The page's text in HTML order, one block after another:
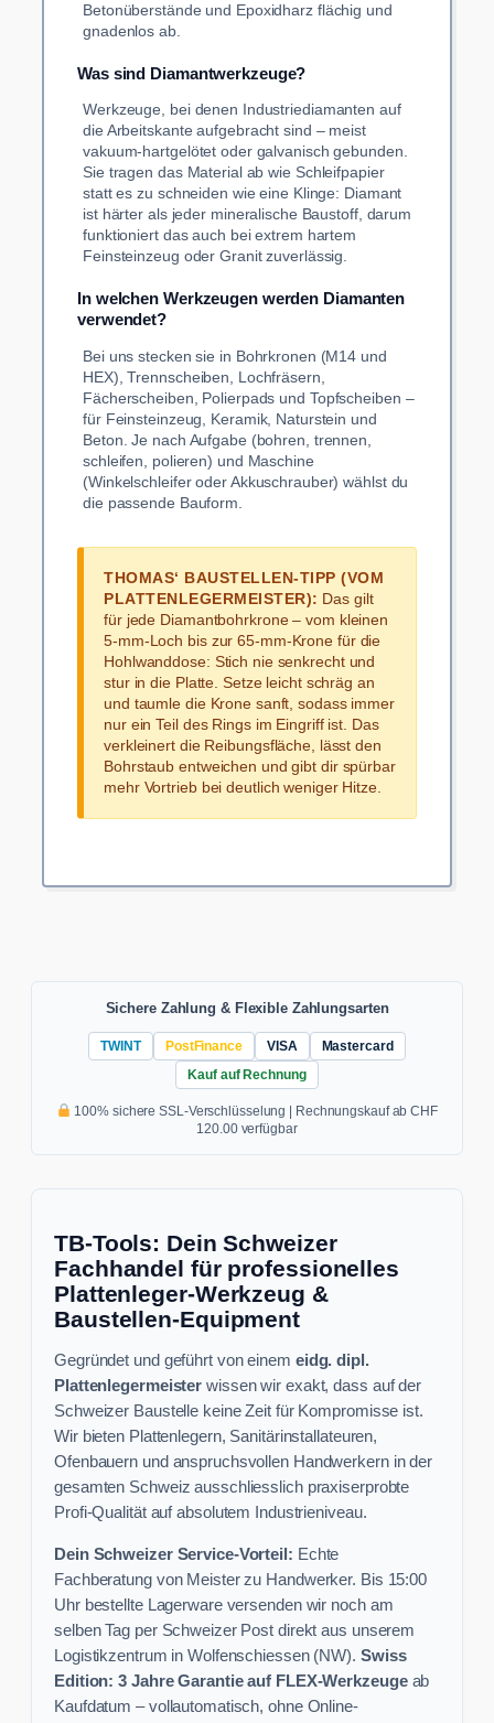
Betonüberstände und Epoxidharz flächig und
gnadenlos ab.
Was sind Diamantwerkzeuge?
Werkzeuge, bei denen Industriediamanten auf
die Arbeitskante aufgebracht sind – meist
vakuum-hartgelötet oder galvanisch gebunden.
Sie tragen das Material ab wie Schleifpapier
statt es zu schneiden wie eine Klinge: Diamant
ist härter als jeder mineralische Baustoff, darum
funktioniert das auch bei extrem hartem
Feinsteinzeug oder Granit zuverlässig.
In welchen Werkzeugen werden Diamanten
verwendet?
Bei uns stecken sie in Bohrkronen (M14 und
HEX), Trennscheiben, Lochfräsern,
Fächerscheiben, Polierpads und Topfscheiben –
für Feinsteinzeug, Keramik, Naturstein und
Beton. Je nach Aufgabe (bohren, trennen,
schleifen, polieren) und Maschine
(Winkelschleifer oder Akkuschrauber) wählst du
die passende Bauform.
THOMAS‘ BAUSTELLEN-TIPP (VOM
PLATTENLEGERMEISTER): Das gilt
für jede Diamantbohrkrone – vom kleinen
5-mm-Loch bis zur 65-mm-Krone für die
Hohlwanddose: Stich nie senkrecht und
stur in die Platte. Setze leicht schräg an
und taumle die Krone sanft, sodass immer
nur ein Teil des Rings im Eingriff ist. Das
verkleinert die Reibungsfläche, lässt den
Bohrstaub entweichen und gibt dir spürbar
mehr Vortrieb bei deutlich weniger Hitze.
Sichere Zahlung & Flexible Zahlungsarten
TWINT PostFinance VISA
Mastercard
Kauf auf Rechnung
100% sichere SSL-Verschlüsselung | Rechnungskauf ab CHF
120.00 verfügbar
TB-Tools: Dein Schweizer
Fachhandel für professionelles
Plattenleger-Werkzeug &
Baustellen-Equipment
Gegründet und geführt von einem eidg. dipl.
Plattenlegermeister wissen wir exakt, dass auf der
Schweizer Baustelle keine Zeit für Kompromisse ist.
Wir bieten Plattenlegern, Sanitärinstallateuren,
Ofenbauern und anspruchsvollen Handwerkern in der
gesamten Schweiz ausschliesslich praxiserprobte
Profi-Qualität auf absolutem Industrieniveau.
Dein Schweizer Service-Vorteil: Echte
Fachberatung von Meister zu Handwerker. Bis 15:00
Uhr bestellte Lagerware versenden wir noch am
selben Tag per Schweizer Post direkt aus unserem
Logistikzentrum in Wolfenschiessen (NW). Swiss
Edition: 3 Jahre Garantie auf FLEX-Werkzeugeab
Kaufdatum – vollautomatisch, ohne Online-